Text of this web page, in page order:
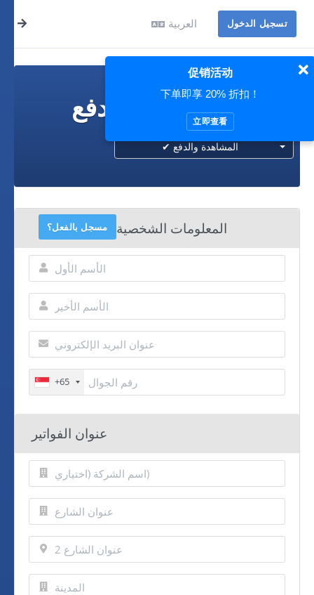
العربية تسجيل الدخول
المشاهدة والدفع
✔ المشاهدة والدفع
مسجل بالفعل؟ المعلومات الشخصية
+65
عنوان الفواتير
促销活动
下单即享 20% 折扣！
立即查看